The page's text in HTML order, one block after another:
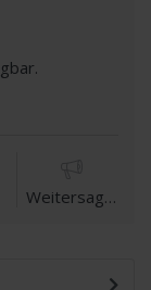
Weitersagen